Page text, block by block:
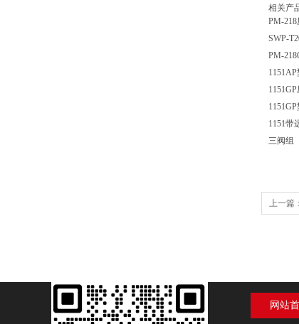
相关产
PM-
SWP-
PM-
1151带
三阀组
上一篇：
网站